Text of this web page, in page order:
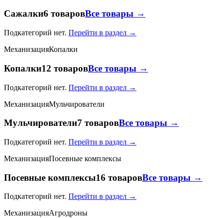
Сажалки6 товаровВсе товары →
Подкатегорий нет. Перейти в раздел →
МеханизацияКопалки
Копалки12 товаровВсе товары →
Подкатегорий нет. Перейти в раздел →
МеханизацияМульчирователи
Мульчирователи7 товаровВсе товары →
Подкатегорий нет. Перейти в раздел →
МеханизацияПосевные комплексы
Посевные комплексы16 товаровВсе товары →
Подкатегорий нет. Перейти в раздел →
МеханизацияАгродроны